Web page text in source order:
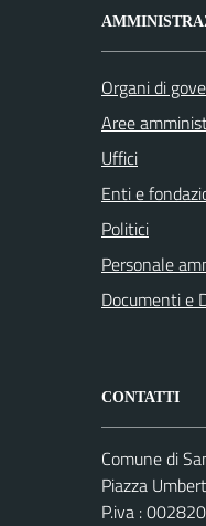
Organi di
Aree
Uffici
Enti e
Politici
Personale
Documenti e
CONTATTI
Comune di
Piazza
P.iva :